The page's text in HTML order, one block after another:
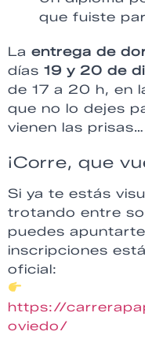
que fuiste
La entrega de
días 19 y 20 de
de 17 a 20 h, en
que no lo dejes
vienen las prisas…
¡Corre, que
Si ya te estás
trotando entre
puedes
inscripciones
oficial:
https://
oviedo/